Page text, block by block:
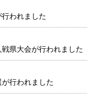
われました
県大会が行われました
行われました